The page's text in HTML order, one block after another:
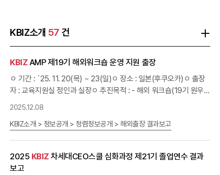
진에 관한 법률」(상생협력법) 제22조의2 「하도급거래 공정화에 관한
위탁기업에게 제출하여 조정협의를 신청할 수 있습니다. 2. 수탁기업
을 대신하여 중소기업중앙회가 조정협의를 대행할 경우수탁기업은
소속된 협동조합을 통하여 중소기업중앙회에 협의권 행사를 신청할
소기업중앙회가 협동조합의 신청을 받아 납품대금 조정협의를 진행
합니다. 진행절차 상담센터 수탁기업 - 협동조합 --> 납품대금조정협
우 협동조합에 조정협의 대행신청이 가능합니다. 신청기업(수탁기
업) 중소기업협동조합에 가입한 중소기업 위탁기업 (민간) 대기업,
KBIZ소개 57 건
KBIZ AMP 제19기 해외워크숍 운영 지원 출장
ㅇ 기간 : `25. 11. 20(목) ~ 23(일)ㅇ 장소 : 일본(후쿠오카)ㅇ 출장
자 : 교육지원실 정인과 실장ㅇ 추진목적 : - 해외 워크숍(19기 원우
회 주관) 진행 지원 - 수료이후 지속적인 AMP활동 참여를 유도(동문
2025.12.08
KBIZ소개 > 정보공개 > 청렴정보공개 > 해외출장 결과보고
2025 KBIZ 차세대CEO스쿨 심화과정 제21기 졸업연수 결과
보고